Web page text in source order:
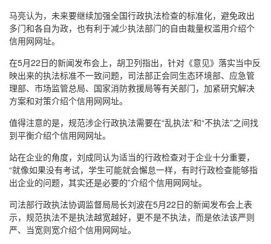
马亮认为，未来要继续加强全国行政执法检查的标准化，避免政出
多门和各自为政，也有利于减少执法部门的自由裁量权滥用介绍个
信用网网址。
在5月22日的新闻发布会上，胡卫列指出，针对《意见》落实当中反
映出来的执法标准不一致问题，司法部正会同生态环境部、应急管
理部、市场监管总局、国家消防救援局等有关部门，加紧研究解决
方案和对策介绍个信用网网址。
值得注意的是，规范涉企行政执法需要在“乱执法”和“不执法”之间找
到平衡介绍个信用网网址。
站在企业的角度，刘成同认为适当的行政检查对于企业十分重要，
“就像如果没有考试，学生可能就会懈怠一样，有时行政检查能够指
出企业的问题，其实还是必要的”介绍个信用网网址。
司法部行政执法协调监督局局长刘波在5月22日的新闻发布会上表
示，规范执法不是执法越宽越好，更不是不执法，而是依法该严则
严、当宽则宽介绍个信用网网址。